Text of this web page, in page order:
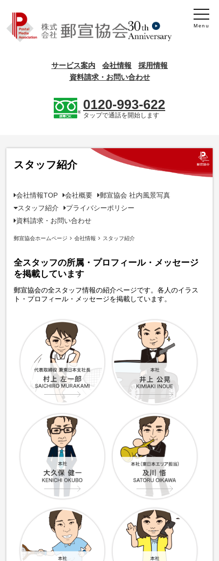
Menu
サービス案内 会社情報
採用情報
資料請求・お問い合わせ
0120-993-622
タップで通話を開始します
スタッフ紹介
会社情報TOP 会社概要
郵宣協会 社内風景写真
スタッフ紹介
プライバシーポリシー
資料請求・お問い合わせ
郵宣協会ホームページ 会社情報 スタッフ紹介
全スタッフの所属・プロフィール・メッセージ
を掲載しています
郵宣協会の全スタッフ情報の紹介ページです。各人のイラス
ト・プロフィール・メッセージを掲載しています。